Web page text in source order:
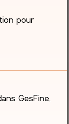
pour
GesFine,